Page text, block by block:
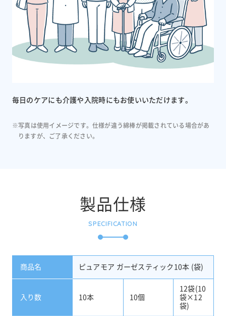
毎日のケアにも介護や入院時にもお使いいただけます。
※写真は使用イメージです。仕様が違う綿棒が掲載されている場合があ
りますが、ご了承ください。
製品仕様
SPECIFICATION
商品名 ピュアモア ガーゼスティック10本 (袋)
入り数 10本 10個
12袋(10
袋×12
袋)